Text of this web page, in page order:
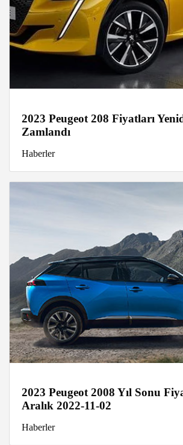
2023 Peugeot 208 Fiyatları
Zamlandı
Haberler
2023 Peugeot 2008 Yıl Sonu
Aralık 2022-11-02
Haberler